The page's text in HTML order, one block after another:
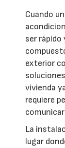
Cuando
ser
exterior
vivienda
requiere
La
lugar